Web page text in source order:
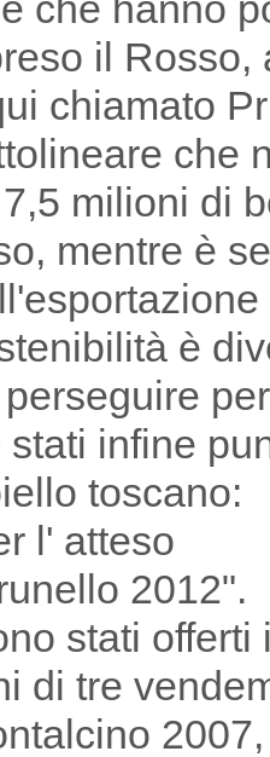
il
chiamato
che
milioni di
mentre è
è
stati infine
toscano:
l' atteso
2012".
stati offerti
di tre